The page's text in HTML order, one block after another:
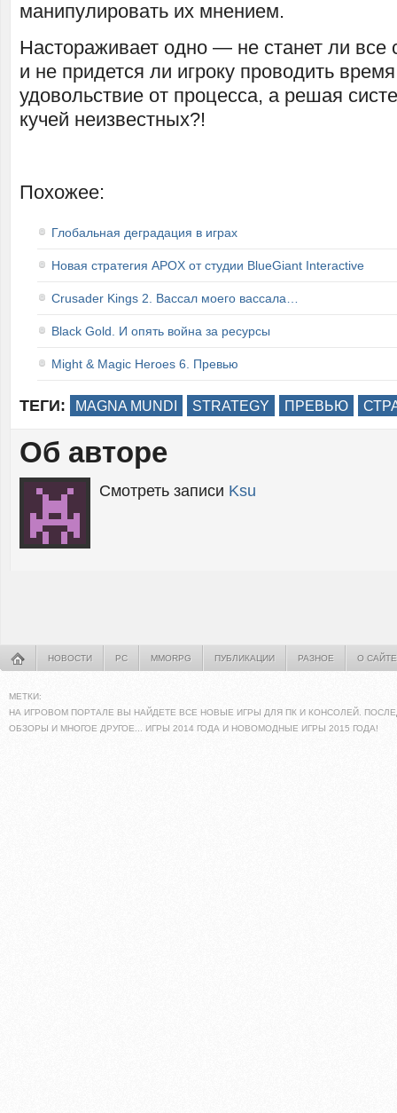
манипулировать их мнением.
Настораживает одно — не станет ли
и не придется ли игроку проводить
удовольствие от процесса, а решая
кучей неизвестных?!
Похожее:
Глобальная деградация в играх
Новая стратегия APOX от студии BlueGiant Interactive
Crusader Kings 2. Вассал моего вассала…
Black Gold. И опять война за ресурсы
Might & Magic Heroes 6. Превью
ТЕГИ: MAGNA MUNDI STRATEGY ПРЕВЬЮ
Об авторе
Смотреть записи Ksu
НОВОСТИ PC MMORPG ПУБЛИКАЦИИ РАЗНОЕ О САЙТЕ
МЕТКИ:
НА ИГРОВОМ ПОРТАЛЕ ВЫ НАЙДЕТЕ ВСЕ НОВЫЕ ИГРЫ ДЛЯ ПК И КОНСОЛЕЙ.
ОБЗОРЫ И МНОГОЕ ДРУГОЕ... ИГРЫ 2014 ГОДА И НОВОМОДНЫЕ ИГРЫ 2015 ГОДА!